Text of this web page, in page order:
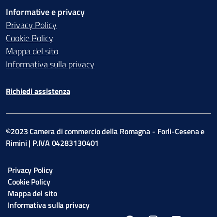
Informative e privacy
Privacy Policy
Cookie Policy
Mappa del sito
Informativa sulla privacy
Richiedi assistenza
©2023 Camera di commercio della Romagna - Forli-Cesena e
Rimini | P.IVA 04283130401
Privacy Policy
Cookie Policy
Mappa del sito
Informativa sulla privacy